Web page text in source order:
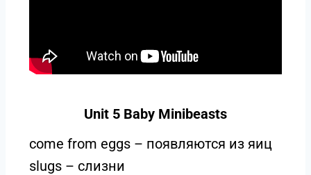
Unit 5 Baby Minibeasts
come from eggs – появляются из яиц
slugs – слизни